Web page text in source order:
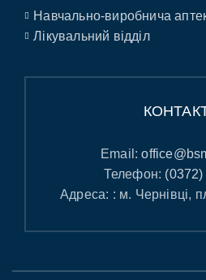
Навчально-виробнича
Лікувальний відділ
Email:
Телефон:
Адреса: : м. Чернівці,